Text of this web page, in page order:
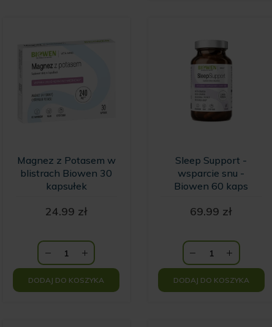
Magnez z Potasem w
blistrach Biowen 30
kapsułek
24.99 zł
DODAJ DO KOSZYKA
Sleep Support -
wsparcie snu -
Biowen 60 kaps
69.99 zł
DODAJ DO KOSZYKA